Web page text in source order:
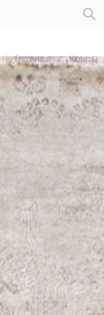
| Главная / Ковры